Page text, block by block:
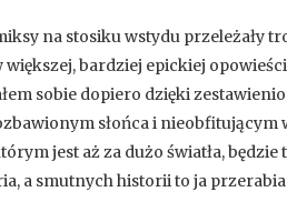
na stosiku wstydu przeleżały
większej, bardziej epickiej
sobie dopiero dzięki
słońca i nieobfitującym
jest aż za dużo światła, będzie
a smutnych historii to ja